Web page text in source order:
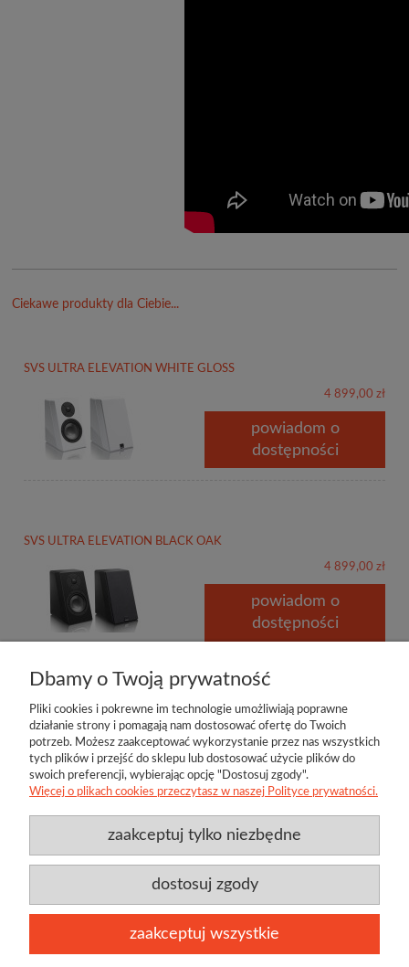
Ciekawe produkty dla Ciebie...
SVS ULTRA ELEVATION WHITE GLOSS
4 899,00 zł
powiadom o
dostępności
SVS ULTRA ELEVATION BLACK OAK
4 899,00 zł
powiadom o
dostępności
Polityka prywatności
Twój koszyk
Dbamy o Twoją prywatność
Pliki cookies i pokrewne im technologie umożliwiają poprawne
działanie strony i pomagają nam dostosować ofertę do Twoich
potrzeb. Możesz zaakceptować wykorzystanie przez nas wszystkich
tych plików i przejść do sklepu lub dostosować użycie plików do
swoich preferencji, wybierając opcję "Dostosuj zgody".
Więcej o plikach cookies przeczytasz w naszej Polityce prywatności.
zaakceptuj tylko niezbędne
dostosuj zgody
zaakceptuj wszystkie